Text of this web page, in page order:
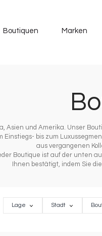
Boutiquen Marken
Asien und Amerika. Unser
Einstiegs- bis zum
aus vergangenen
Boutique ist auf der unten
Ihnen bestätigt, indem Sie
LageLage StadtStadt